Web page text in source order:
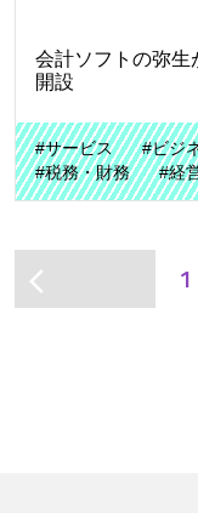
会計ソフトの弥生
開設
#サービス
#ビジ
#税務・財務
#経
arrow_back_ios 1